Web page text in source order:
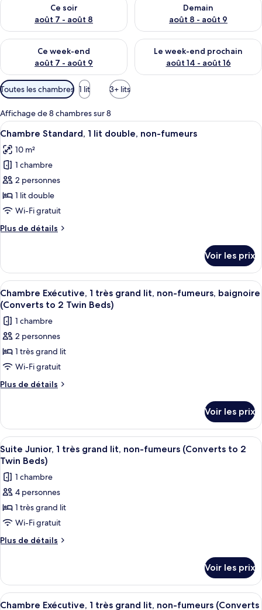
Ce soir
août 7 - août 8
Demain
août 8 - août 9
Ce week-end
août 7 - août 9
Vérifier la disponibilité pour ce week-end août 7 - août 9
Le week-end prochain
août 14 - août 16
Vérifier la disponibilité pour
Filtres
disponibles
pour
les
chambres
Toutes les chambres 1 lit 3+ lits
Affichage de 8 chambres sur 8
Afficher
toutes
les
photos
pour
ce
type
chambre :
lit
double,
non-
fumeurs
Chambre Standard, 1 lit double,
11
Chambre Standard, 1 lit double, non-fumeurs
10 m²
1 chambre
2 personnes
1 lit double
Wi-Fi gratuit
Plus de détails
Plus
le
type
de
chambre
Chambre
Standard,
double,
non-
Voir les prix
Afficher
toutes
les
photos
pour
ce
type
de
Exécutive,
très
grand
lit,
non-
fumeurs,
baignoire
(Converts
to
Beds)
Une pièce dotée d’un téléviseur à
14
Chambre Exécutive, 1 très grand lit, non-fumeurs, baignoire
(Converts to 2 Twin Beds)
1 chambre
2 personnes
1 très grand lit
Wi-Fi gratuit
Plus de détails
Plus
le
type
de
chambre
Exécutive,
grand
lit,
fumeurs,
2
Twin
Beds)
Voir les prix
Afficher
toutes
les
photos
pour
ce
type
de
Junior,
très
Suite Junior, 1 très grand lit, non-
16
Suite Junior, 1 très grand lit, non-fumeurs (Converts to 2
Twin Beds)
1 chambre
4 personnes
1 très grand lit
Wi-Fi gratuit
Plus de détails
Plus
le
type
de
Voir les prix
Afficher
Une chambre d’hôtel avec un
14
Chambre Exécutive, 1 très grand lit, non-fumeurs (Converts